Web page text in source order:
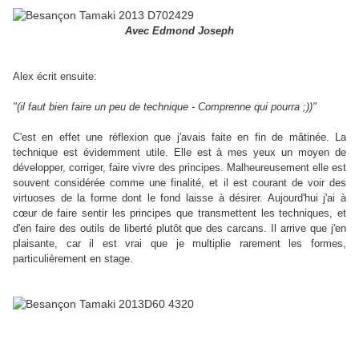
Avec Edmond Joseph
Alex écrit ensuite:
"(il faut bien faire un peu de technique - Comprenne qui pourra ;))"
C'est en effet une réflexion que j'avais faite en fin de mâtinée. La
technique est évidemment utile. Elle est à mes yeux un moyen de
développer, corriger, faire vivre des principes. Malheureusement elle est
souvent considérée comme une finalité, et il est courant de voir des
virtuoses de la forme dont le fond laisse à désirer. Aujourd'hui j'ai à
cœur de faire sentir les principes que transmettent les techniques, et
d'en faire des outils de liberté plutôt que des carcans. Il arrive que j'en
plaisante, car il est vrai que je multiplie rarement les formes,
particulièrement en stage.